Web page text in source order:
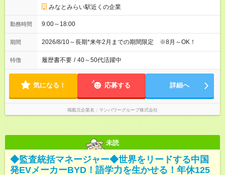
みなとみらい駅近くの企業
勤務時間 9:00～18:00
期間 2026/8/10～長期*来年2月までの期間限定 ※8月～OK！
特徴 履歴書不要 / 40～50代活躍中
気になる！ 応募する 詳細へ
掲載元企業名 マンパワーグループ株式会社
未読
◆監査統括マネージャー◆世界をリードする中国
発EVメーカーBYD！語学力を生かせる！年休125